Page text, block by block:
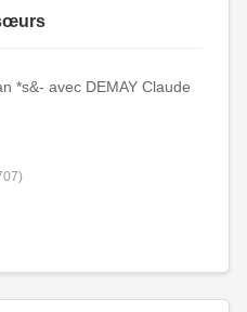
*s&- avec DEMAY Claude